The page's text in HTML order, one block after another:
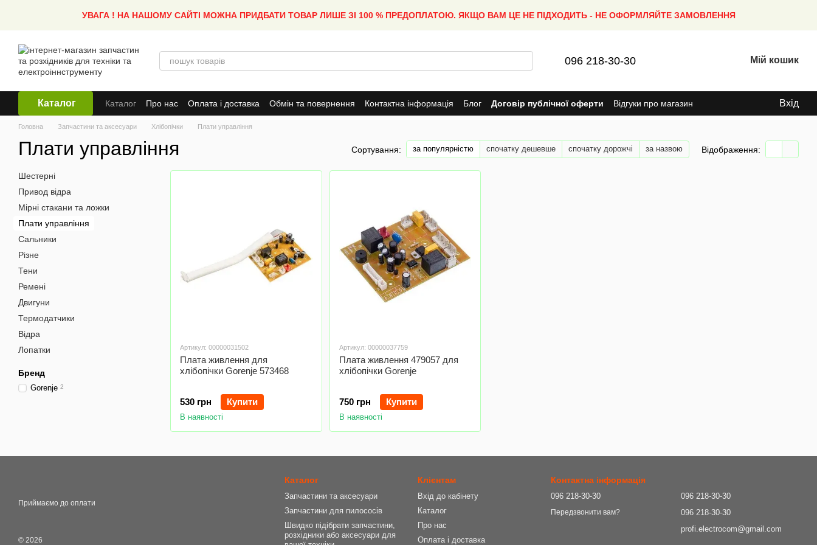
УВАГА ! НА НАШОМУ САЙТІ МОЖНА ПРИДБАТИ ТОВАР ЛИШЕ ЗІ 100 % ПРЕДОПЛАТОЮ. ЯКЩО ВАМ ЦЕ НЕ ПІДХОДИТЬ - НЕ ОФОРМЛЯЙТЕ ЗАМОВЛЕННЯ
096 218-30-30 Мій кошик
Каталог Каталог Про нас Оплата і доставка Обмін та повернення Контактна інформація Блог Договір публічної оферти Відгуки про магазин Вхід
Головна Запчастини та аксесуари Хлібопічки Плати управління
Плати управління Сортування: за популярністю спочатку дешевше спочатку дорожчі за назвою Відображення:
Артикул: 00000031502
Плата живлення для
хлібопічки Gorenje 573468
530 грн Купити
В наявності
Артикул: 00000037759
Плата живлення 479057 для
хлібопічки Gorenje
750 грн Купити
В наявності
Шестерні
Привод відра
Мірні стакани та ложки
Плати управління
Сальники
Різне
Тени
Ремені
Двигуни
Термодатчики
Відра
Лопатки
Бренд
Gorenje 2
Приймаємо до оплати
© 2026
Каталог
Запчастини та аксесуари
Запчастини для пилососів
Швидко підібрати запчастини,
розхідники або аксесуари для
Клієнтам
Вхід до кабінету
Каталог
Про нас
Оплата і доставка
Контактна інформація
096 218-30-30
Передзвонити вам?
096 218-30-30
096 218-30-30
profi.electrocom@gmail.com